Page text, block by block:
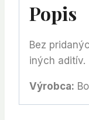
Popis
Bez
iných aditív.
Výrobca: